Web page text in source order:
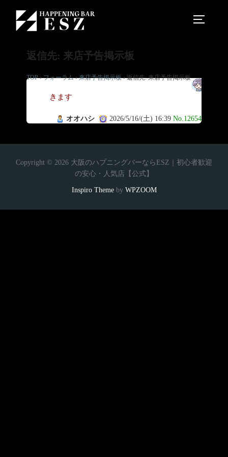
返信先: 来店予告掲示板
TOP › フォーラム › 来店予告掲示板 › 返信先: 来店予告掲示板
い
きます
オオハシ 2026/5/16/(土) 16:39 No.12654
Copyright © 2026 大阪のハプニングバーならESZ｜初心者歓迎
の安心・人気店【公式】
Inspiro Themeby WPZOOM